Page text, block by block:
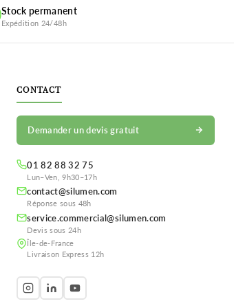
Stock permanent
Expédition 24/48h
CONTACT
Demander un devis gratuit
01 82 88 32 75
Lun–Ven, 9h30–17h
contact@silumen.com
Réponse sous 48h
service.commercial@silumen.com
Devis sous 24h
Île-de-France
Livraison Express 12h